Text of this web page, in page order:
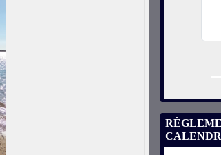
Conseil Régional de